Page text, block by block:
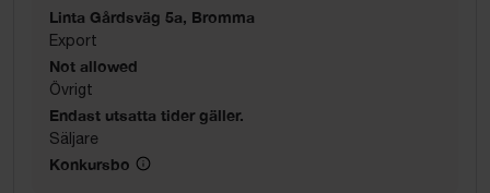
Linta Gårdsväg 5a, Bromma
Export
Not allowed
Övrigt
Endast utsatta tider gäller.
Säljare
Konkursbo